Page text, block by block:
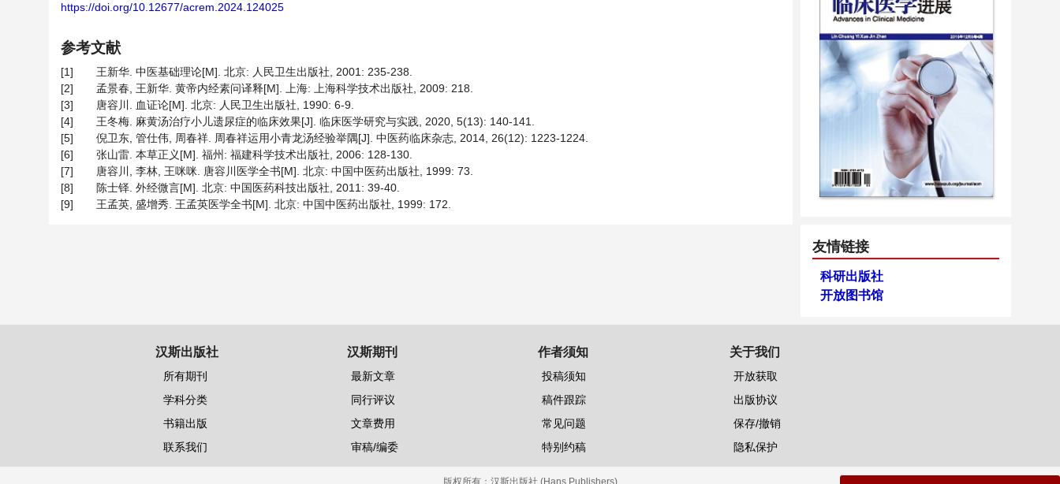
https://doi.org/10.12677/acrem.2024.124025
参考文献
[1]
王新华. 中医基础理论[M]. 北京: 人民卫生出版社, 2001: 235-238.
[2]
孟景春, 王新华. 黄帝内经素问译释[M]. 上海: 上海科学技术出版社, 2009: 218.
[3]
唐容川. 血证论[M]. 北京: 人民卫生出版社, 1990: 6-9.
[4]
王冬梅. 麻黄汤治疗小儿遗尿症的临床效果[J]. 临床医学研究与实践, 2020, 5(13): 140-141.
[5]
倪卫东, 管仕伟, 周春祥. 周春祥运用小青龙汤经验举隅[J]. 中医药临床杂志, 2014, 26(12): 1223-1224.
[6]
张山雷. 本草正义[M]. 福州: 福建科学技术出版社, 2006: 128-130.
[7]
唐容川, 李林, 王咪咪. 唐容川医学全书[M]. 北京: 中国中医药出版社, 1999: 73.
[8]
陈士铎. 外经微言[M]. 北京: 中国医药科技出版社, 2011: 39-40.
[9]
王孟英, 盛增秀. 王孟英医学全书[M]. 北京: 中国中医药出版社, 1999: 172.
友情链接
科研出版社
开放图书馆
汉斯出版社
所有期刊
学科分类
书籍出版
联系我们
汉斯期刊
最新文章
同行评议
文章费用
审稿/编委
作者须知
投稿须知
稿件跟踪
常见问题
特别约稿
关于我们
开放获取
出版协议
保存/撤销
隐私保护
版权所有： 汉斯出版社 (Hans Publishers)